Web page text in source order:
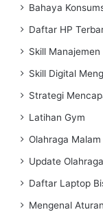
Bahaya
Daftar HP
Skill
Skill Digital
Strategi
Latihan Gym
Olahraga Malam
Update
Daftar Laptop
Mengenal Aturan